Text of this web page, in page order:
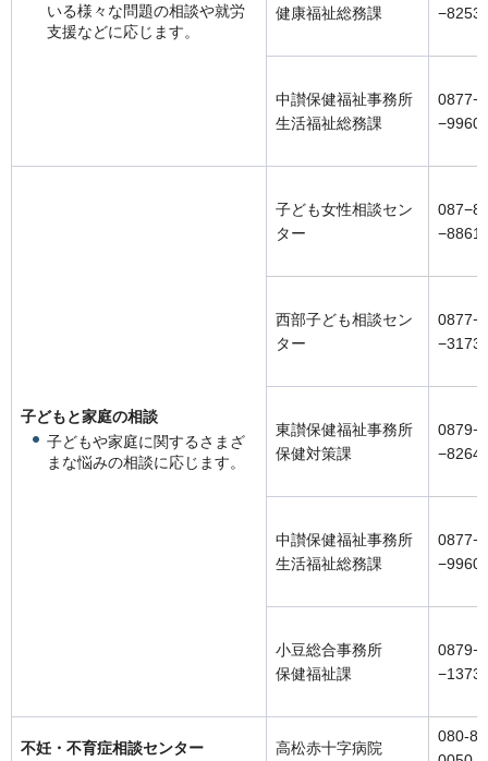
いる様々な問題の相談や就労
支援などに応じます。
健康福祉総務課
−8253
中讃保健福祉事務所
生活福祉総務課
−9960
子どもと家庭の相談
子どもや家庭に関するさまざ
まな悩みの相談に応じます。
子ども女性相談セン
ター
−8861
西部子ども相談セン
ター
−3173
東讃保健福祉事務所
保健対策課
−8264
中讃保健福祉事務所
生活福祉総務課
−9960
小豆総合事務所
保健福祉課
−1373
不妊・不育症相談センター 高松赤十字病院
080-